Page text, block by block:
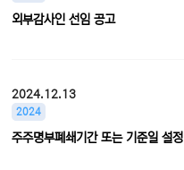
외부감사인 선임 공고
2024.12.13
2024
주주명부폐쇄기간 또는 기준일 설정